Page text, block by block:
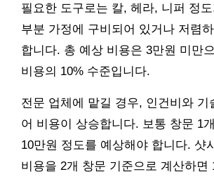
필요한 도구로는 칼, 헤라, 니퍼 정
부분 가정에 구비되어 있거나 저렴
합니다. 총 예상 비용은 3만원 미만
비용의 10% 수준입니다.
전문 업체에 맡길 경우, 인건비와 기
어 비용이 상승합니다. 보통 창문 1
10만원 정도를 예상해야 합니다. 샷
비용을 2개 창문 기준으로 계산하면